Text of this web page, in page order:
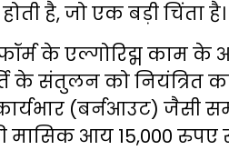
है, जो एक बड़ी चिंता है।
के एल्गोरिद्म काम के
के संतुलन को नियंत्रित
(बर्नआउट) जैसी
मासिक आय 15,000